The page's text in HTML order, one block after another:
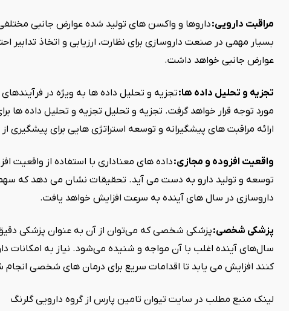
مراقبت دارویی:داروها و واکسن های تولید شده عوارض جانبی
بسیار مهمی در صنعت داروسازی برای نظارت، ارزیابی و اتخاذ تدابیر
عوارض جانبی خواهد داشت.
تجزیه و تحلیل داده ها:تجزیه و تحلیل داده ها به ویژه در
مورد توجه قرار خواهد گرفت. تجزیه و تحلیل تجزیه و تحلیل داده ها
ارائه مراقبت های پیشگیرانه و توسعه استراتژی هایی برای پیشگیری
واقعیت افزوده و مجازی:داده های معناداری با استفاده از واقعیت
توسعه و تولید دارو به دست می آید. تحقیقات نشان می دهد که
داروسازی در سال های آینده به سرعت افزایش خواهد یافت.
پزشکی شخصی:پزشکی شخصی که می‌توان از آن به عنوان پزشکی دقیق
سال‌های آینده اغلب با آن مواجه و شنیده می‌شود. نیاز به امکانات
کنند افزایش می یابد تا اقدامات سریع برای درمان های شخصی انجام
لینک منبع مطلب در سایت تیوان تامین پارس از گروه دارویی گلرنگ